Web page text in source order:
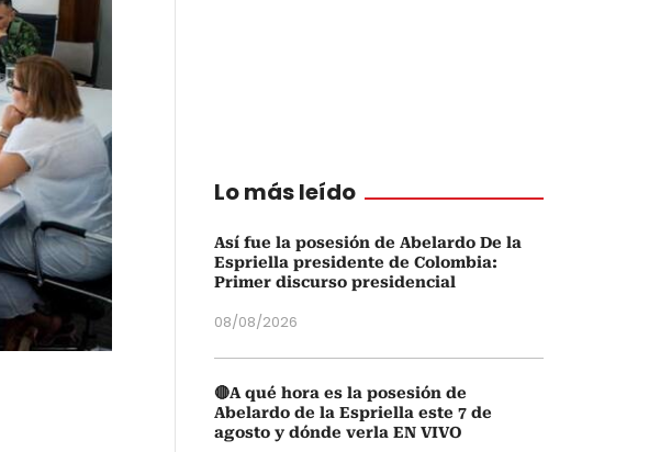
Lo más leído
Así fue la posesión de Abelardo De la
Espriella presidente de Colombia:
Primer discurso presidencial
08/08/2026
🔴A qué hora es la posesión de
Abelardo de la Espriella este 7 de
agosto y dónde verla EN VIVO